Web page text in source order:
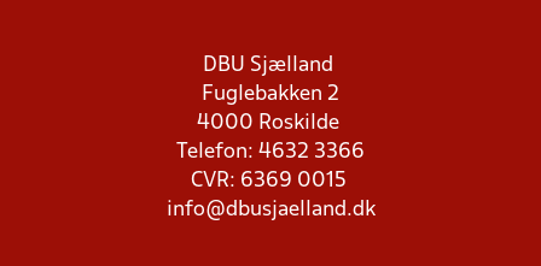
DBU Sjælland
Fuglebakken 2
4000 Roskilde
Telefon: 4632 3366
CVR: 6369 0015
info@dbusjaelland.dk